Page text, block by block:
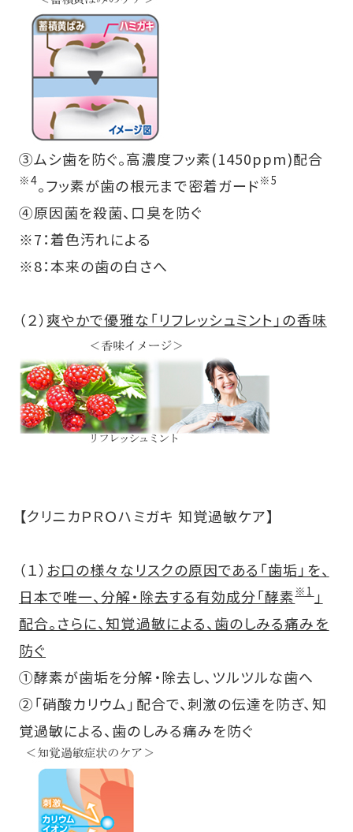
③ムシ歯を防ぐ。高濃度フッ素(1450ppm)配合
※4。フッ素が歯の根元まで密着ガード※5
④原因菌を殺菌、口臭を防ぐ
※7：着色汚れによる
※8：本来の歯の白さへ
（２）爽やかで優雅な「リフレッシュミント」の香味
【クリニカＰＲＯハミガキ 知覚過敏ケア】
（１） お口の様々なリスクの原因である「歯垢」を、
日本で唯一、分解・除去する有効成分「酵素※1」
配合。さらに、知覚過敏による、歯のしみる痛みを
防ぐ
①酵素が歯垢を分解・除去し、ツルツルな歯へ
②「硝酸カリウム」配合で、刺激の伝達を防ぎ、知
覚過敏による、歯のしみる痛みを防ぐ